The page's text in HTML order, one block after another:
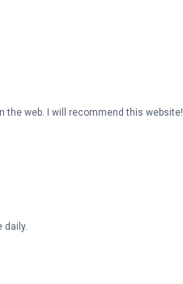
web. I will recommend this website!
daily.